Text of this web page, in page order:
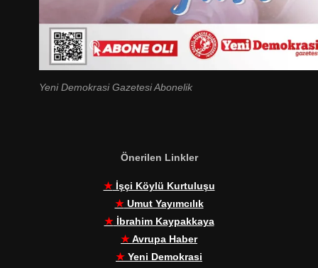
Yeni Demokrasi Gazetesi Abonelik
Önerilen Linkler
★İşçi Köylü Kurtuluşu
★Umut Yayımcılık
★İbrahim Kaypakkaya
★Avrupa Haber
★ Yeni Demokrasi